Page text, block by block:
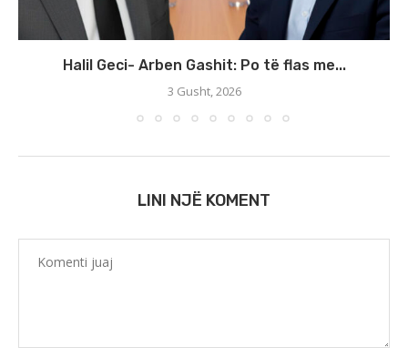
Halil Geci- Arben Gashit: Po të flas me...
3 Gusht, 2026
LINI NJË KOMENT